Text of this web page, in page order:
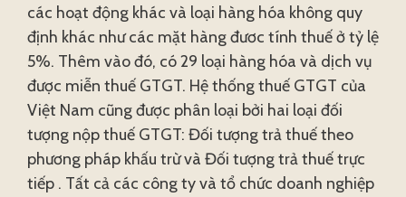
các hoạt động khác và loại hàng hóa không quy
định khác như các mặt hàng đươc tính thuế ở tỷ lệ
5%. Thêm vào đó, có 29 loại hàng hóa và dịch vụ
được miễn thuế GTGT. Hệ thống thuế GTGT của
Việt Nam cũng được phân loại bởi hai loại đối
tượng nộp thuế GTGT: Đối tượng trả thuế theo
phương pháp khấu trừ và Đối tượng trả thuế trực
tiếp . Tất cả các công ty và tổ chức doanh nghiệp